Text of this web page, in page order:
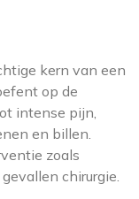
kern van een
op de
intense pijn,
en billen.
zoals
chirurgie.